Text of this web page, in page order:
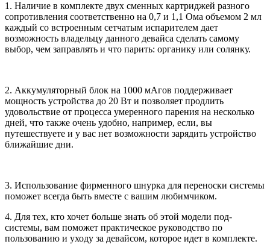
1. Наличие в комплекте двух сменных картриджей разного
сопротивления соответственно на 0,7 и 1,1 Ома объемом 2 мл
каждый со встроенным сетчатым испарителем дает
возможность владельцу данного девайса сделать самому
выбор, чем заправлять и что парить: органику или солянку.
2. Аккумуляторный блок на 1000 мАгов поддерживает
мощность устройства до 20 Вт и позволяет продлить
удовольствие от процесса умеренного парения на несколько
дней, что также очень удобно, например, если, вы
путешествуете и у вас нет возможности зарядить устройство
ближайшие дни.
3. Использование фирменного шнурка для переноски системы
поможет всегда быть вместе с вашим любимчиком.
4. Для тех, кто хочет больше знать об этой модели под-
системы, вам поможет практическое руководство по
пользованию и уходу за девайсом, которое идет в комплекте.